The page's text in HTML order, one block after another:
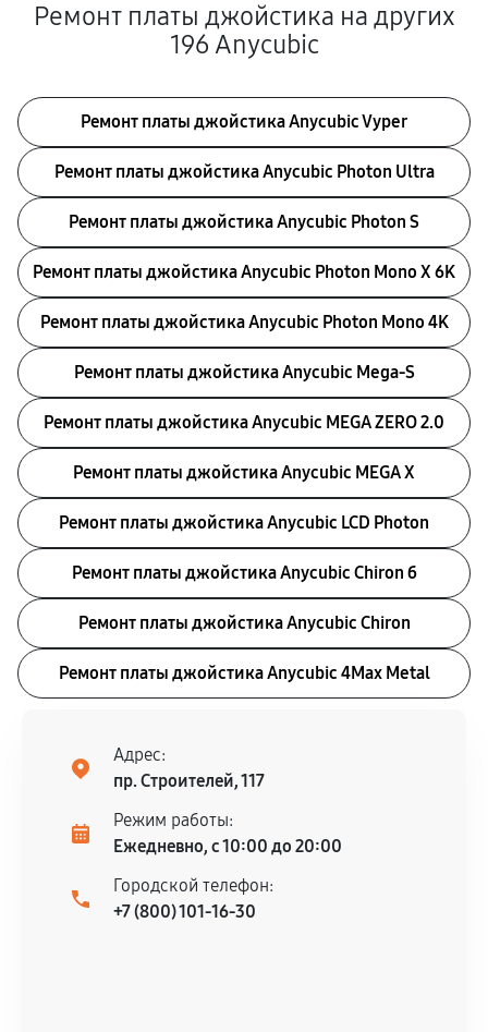
Ремонт платы джойстика на других
196 Anycubic
Ремонт платы джойстика Anycubic Vyper
Ремонт платы джойстика Anycubic Photon Ultra
Ремонт платы джойстика Anycubic Photon S
Ремонт платы джойстика Anycubic Photon Mono X 6K
Ремонт платы джойстика Anycubic Photon Mono 4K
Ремонт платы джойстика Anycubic Mega-S
Ремонт платы джойстика Anycubic MEGA ZERO 2.0
Ремонт платы джойстика Anycubic MEGA X
Ремонт платы джойстика Anycubic LCD Photon
Ремонт платы джойстика Anycubic Chiron б
Ремонт платы джойстика Anycubic Chiron
Ремонт платы джойстика Anycubic 4Max Metal
Адрес:
пр. Строителей, 117
Режим работы:
Ежедневно, с 10:00 до 20:00
Городской телефон:
+7 (800) 101-16-30